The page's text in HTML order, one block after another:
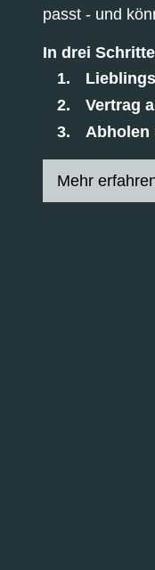
passt - und
In drei
Vertrag
Abholen
Mehr